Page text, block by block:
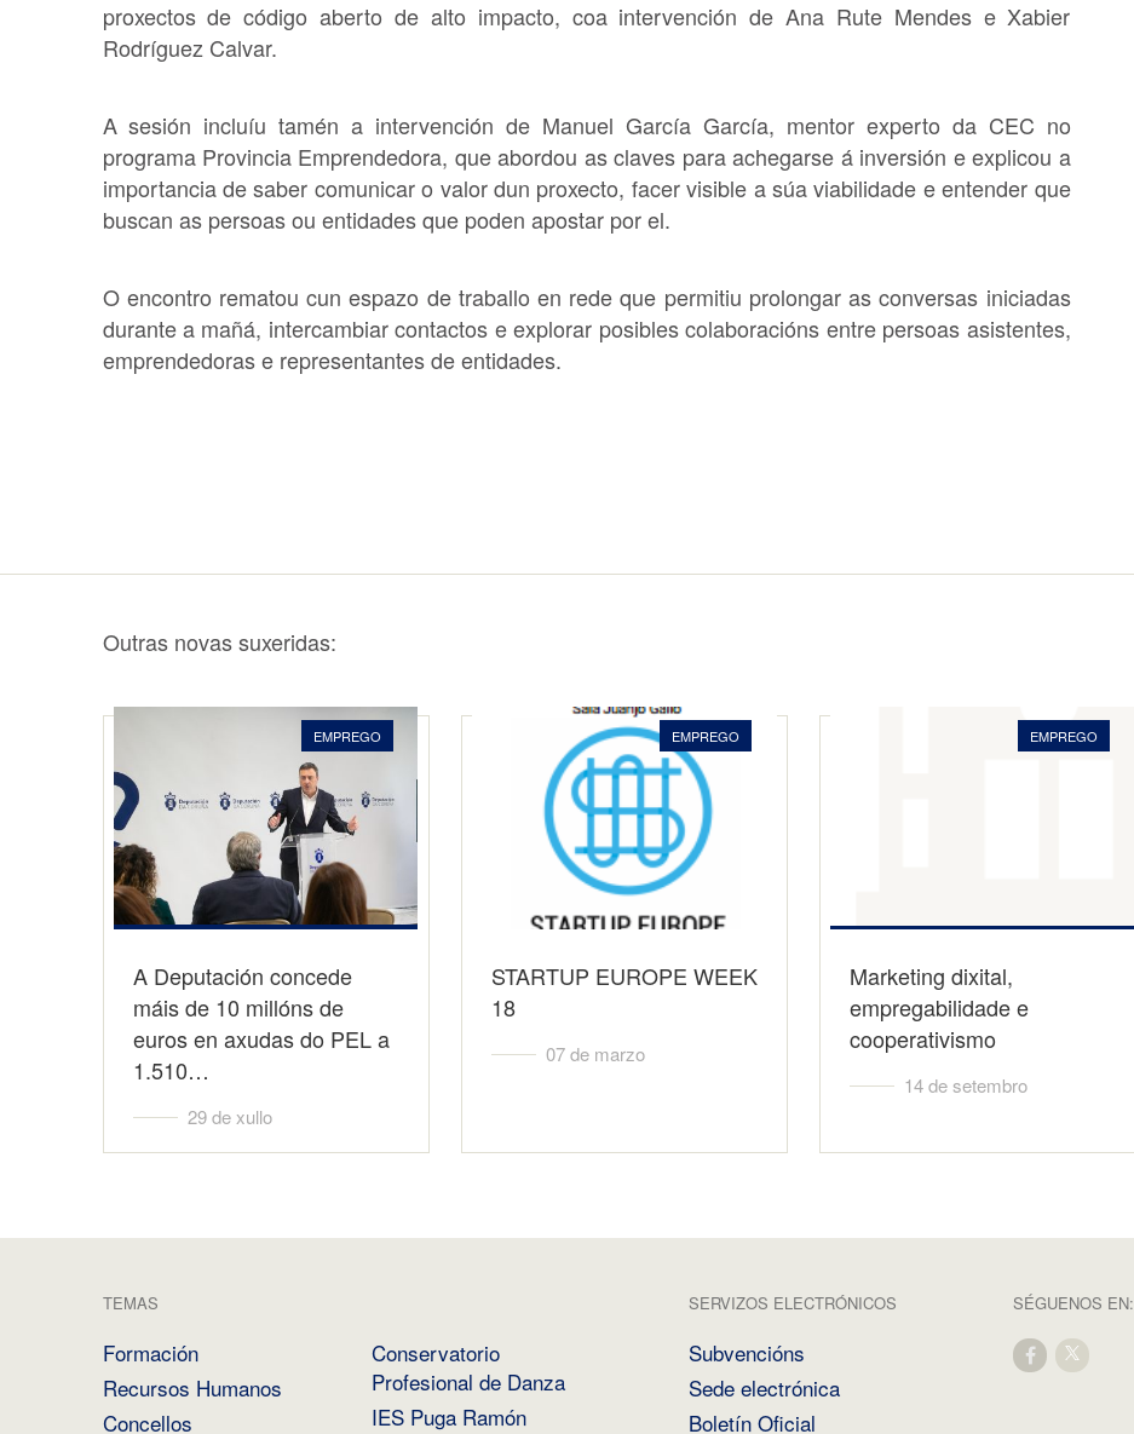
proxectos de código aberto de alto impacto, coa intervención de Ana Rute Mendes e Xabier
Rodríguez Calvar.
A sesión incluíu tamén a intervención de Manuel García García, mentor experto da CEC no
programa Provincia Emprendedora, que abordou as claves para achegarse á inversión e explicou a
importancia de saber comunicar o valor dun proxecto, facer visible a súa viabilidade e entender que
buscan as persoas ou entidades que poden apostar por el.
O encontro rematou cun espazo de traballo en rede que permitiu prolongar as conversas iniciadas
durante a mañá, intercambiar contactos e explorar posibles colaboracións entre persoas asistentes,
emprendedoras e representantes de entidades.
Outras novas suxeridas:
EMPREGO
A Deputación concede
máis de 10 millóns de
euros en axudas do PEL a
1.510…
29 de xullo
EMPREGO
STARTUP EUROPE WEEK
18
07 de marzo
EMPREGO
Marketing dixital,
empregabilidade e
cooperativismo
14 de setembro
TEMAS
Formación
Recursos Humanos
Concellos
Conservatorio
Profesional de Danza
IES Puga Ramón
SERVIZOS ELECTRÓNICOS
Subvencións
Sede electrónica
Boletín Oficial
SÉGUENOS EN: